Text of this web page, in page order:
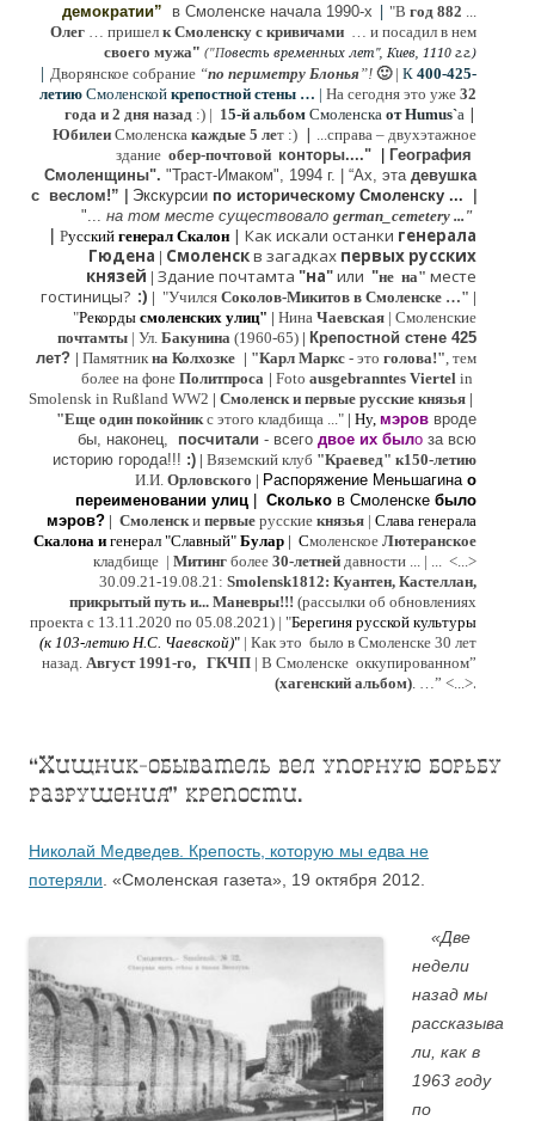
демократии” в Смоленске начала 1990-х | "В год 882 ...
Олег … пришел к Смоленску с кривичами … и посадил в нем
своего мужа" ("Повесть временных лет", Киев, 1110 г.г.)
| Дворянское собрание “по периметру Блонья”! 🙂| К 400-425-
летию Смоленской крепостной стены … | На сегодня это уже 32
года и 2 дня назад :) | 15-й альбом Смоленска от Humus`a |
Юбилеи Смоленска каждые 5 лет :) | ...справа – двухэтажное
здание обер-почтовой конторы...."
Гeография
Cмоленщины". "Траст-Имаком", 1994 г. “Ах, эта девушка
с веслом!”
Экскурсии по историческому Смоленску ...
"... на том месте существовало german_cemetery ..."
| Русский генерал Скалон | Как искали останки генерала
Гюдена | Смоленскв загадках первых русских
князей | Здание почтамта "на"или "не на" месте
гостиницы? :) | "Учился Соколов-Микитов в Смоленске …" |
"Рекорды смоленских улиц" | Нина Чаевская | Смоленские
почтамты | Ул. Бакунина (1960-65) | Крепостной стене 425
лет? | Памятник на Колхозке | "Карл Маркс - это голова!", тем
более на фоне Политпроса | Foto ausgebranntes Viertel in
Smolensk in Rußland WW2 | Смоленск и первые русские князья |
"Еще один покойникс этого кладбища ..." | Ну, мэров вроде
бы, наконец, посчитали - всего двое их было за всю
историю города!!! :) | Вяземский клуб "Краевед" к150-летию
И.И. Орловского | Распоряжение Меньшагина о
переименовании улиц
Сколько в Смоленске было
мэров? | Смоленски первые русские князья | Слава генерала
Скалона и генерал "Славный" Булар | Смоленское Лютерaнское
кладбище | Митинг более 30-летней давности ... | ... <...>
30.09.21-19.08.21: Smolensk1812: Куантен, Кастеллан,
прикрытый путь и... Маневры!!! (рассылки об обновлениях
проекта с 13.11.2020 по 05.08.2021) | "Берегиня русской культуры
(к 103-летию Н.С. Чаевской)" | Как это было в Смоленске 30 лет
назад. Август 1991-го, ГКЧП | В Смоленске оккупированном”
(хагенский альбом). …” <...>.
“Хищник-обыватель вел упорную борьбу
разрушения” крепости.
Николай Медведев. Крепость, которую мы едва не
потеряли . «Смоленская газета», 19 октября 2012.
«Две
недели
назад мы
рассказыва
ли, как в
1963 году
по